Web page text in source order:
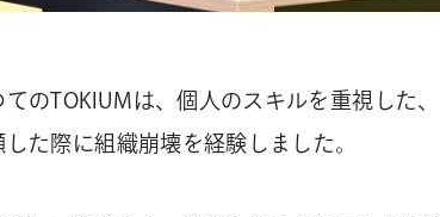
てのTOKIUMは、個人のスキルを重視した
した際に組織崩壊を経験しました。